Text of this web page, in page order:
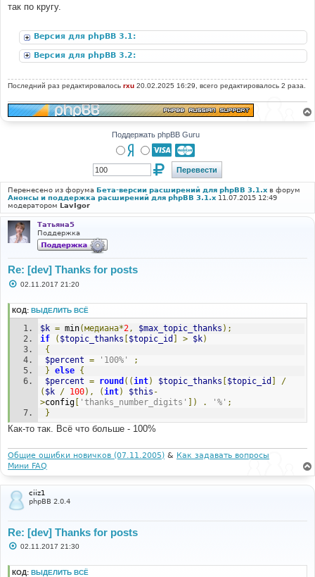
так по кругу.
Версия для phpBB 3.1:
Версия для phpBB 3.2:
Последний раз редактировалось rxu 20.02.2025 16:29, всего редактировалось 2 раза.
Поддержать phpBB Guru
Перенесено из форума Бета-версии расширений для phpBB 3.1.x в форум
Анонсы и поддержка расширений для phpBB 3.1.x 11.07.2015 12:49
модератором LavIgor
Татьяна5
Поддержка
Re: [dev] Thanks for posts
С
б
щ
02.11.2017 21:20
КОД: ВЫДЕЛИТЬ ВСЁ
$k = min(медиана*2, $max_topic_thanks );
if
( $topic_thanks $topic_id > $k)
{
$percent = '100%'
;
} else {
$percent = round ((int) $topic_thanks $topic_id
/
( $k / 100), (int) $this -
>config 'thanks_number_digits' ]) . '%' ;
}
Как-то так. Всё что больше - 100%
Общие ошибки новичков (07.11.2005) & Как задавать вопросы
Мини FAQ
ciiz1
phpBB 2.0.4
Re: [dev] Thanks for posts
С
б
02.11.2017 21:30
КОД: ВЫДЕЛИТЬ ВСЁ